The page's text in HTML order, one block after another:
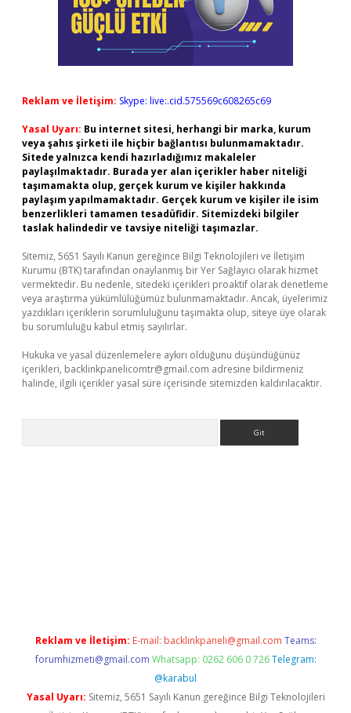
Reklam ve İletişim: Skype: live:.cid.575569c608265c69
Yasal Uyarı: Bu internet sitesi, herhangi bir marka, kurum
veya şahıs şirketi ile hiçbir bağlantısı bulunmamaktadır.
Sitede yalnızca kendi hazırladığımız makaleler
paylaşılmaktadır. Burada yer alan içerikler haber niteliği
taşımamakta olup, gerçek kurum ve kişiler hakkında
paylaşım yapılmamaktadır. Gerçek kurum ve kişiler ile isim
benzerlikleri tamamen tesadüfidir. Sitemizdeki bilgiler
taslak halindedir ve tavsiye niteliği taşımazlar.
Sitemiz, 5651 Sayılı Kanun gereğince Bilgi Teknolojileri ve İletişim
Kurumu (BTK) tarafından onaylanmış bir Yer Sağlayıcı olarak hizmet
vermektedir. Bu nedenle, sitedeki içerikleri proaktif olarak denetleme
veya araştırma yükümlülüğümüz bulunmamaktadır. Ancak, üyelerimiz
yazdıkları içeriklerin sorumluluğunu taşımakta olup, siteye üye olarak
bu sorumluluğu kabul etmiş sayılırlar.
Hukuka ve yasal düzenlemelere aykırı olduğunu düşündüğünüz
içerikleri, backlinkpanelicomtr@gmail.com adresine bildirmeniz
halinde, ilgili içerikler yasal süre içerisinde sitemizden kaldırılacaktır.
Reklam ve İletişim: E-mail: backlinkpaneli@gmail.com Teams:
forumhizmeti@gmail.com Whatsapp: 0262 606 0 726 Telegram:
@karabul
Yasal Uyarı: Sitemiz, 5651 Sayılı Kanun gereğince Bilgi Teknolojileri